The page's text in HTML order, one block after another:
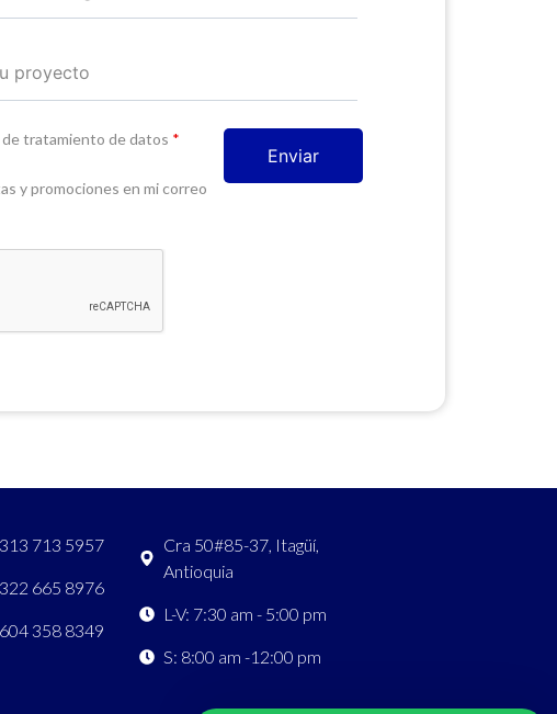
tratamiento de datos *
y promociones en mi correo
313 713 5957
322 665 8976
604 358 8349
Cra 50#85-37, Itagüí,
Antioquia
L-V: 7:30 am - 5:00 pm
S: 8:00 am -12:00 pm